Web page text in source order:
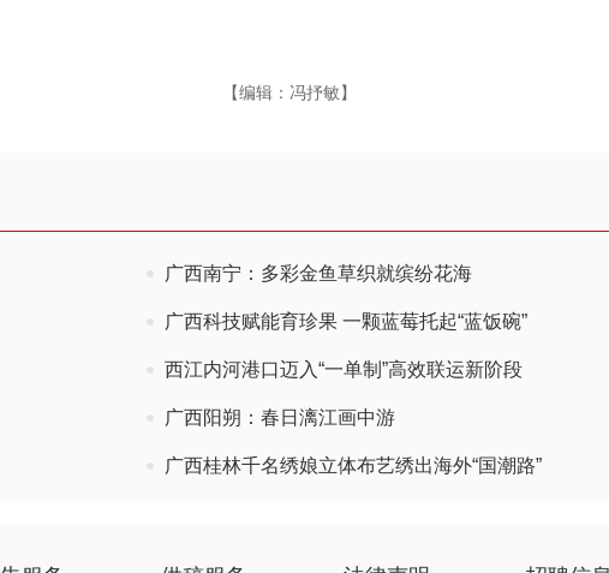
【编辑：冯抒敏】
广西南宁：多彩金鱼草织就缤纷花海
广西科技赋能育珍果 一颗蓝莓托起“蓝饭碗”
西江内河港口迈入“一单制”高效联运新阶段
广西阳朔：春日漓江画中游
广西桂林千名绣娘立体布艺绣出海外“国潮路”